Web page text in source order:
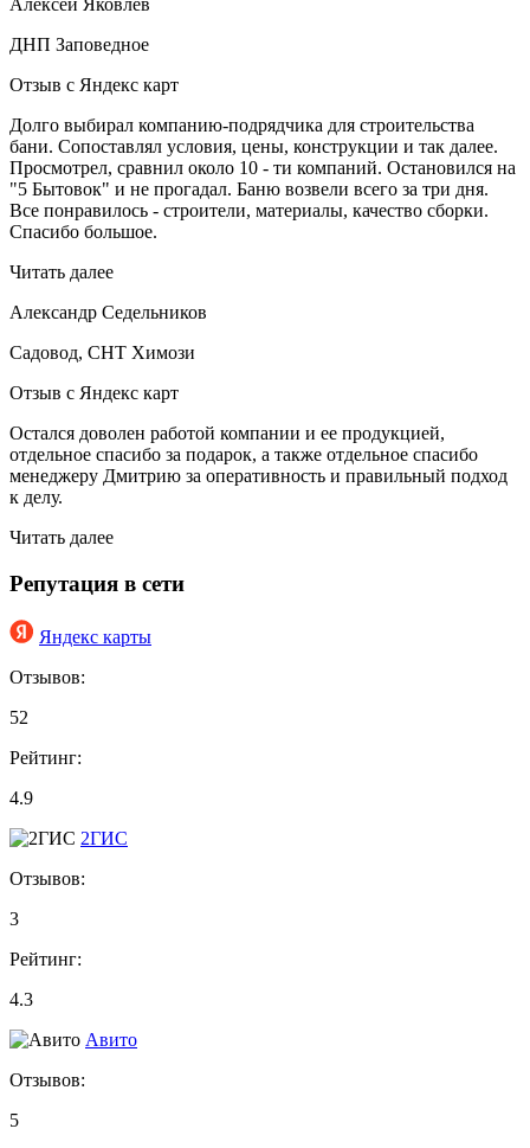
Алексей Яковлев
ДНП Заповедное
Отзыв с Яндекс карт
Долго выбирал компанию-подрядчика для строительства
бани. Сопоставлял условия, цены, конструкции и так далее.
Просмотрел, сравнил около 10 - ти компаний. Остановился на
"5 Бытовок" и не прогадал. Баню возвели всего за три дня.
Все понравилось - строители, материалы, качество сборки.
Спасибо большое.
Читать далее
Александр Седельников
Садовод, СНТ Химози
Отзыв с Яндекс карт
Остался доволен работой компании и ее продукцией,
отдельное спасибо за подарок, а также отдельное спасибо
менеджеру Дмитрию за оперативность и правильный подход
к делу.
Читать далее
Репутация в сети
Яндекс карты
Отзывов:
52
Рейтинг:
4.9
2ГИС
Отзывов:
3
Рейтинг:
4.3
Авито
Отзывов:
5